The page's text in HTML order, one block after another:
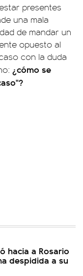
presentes
una mala
de mandar un
opuesto al
con la duda
¿cómo se
hacia a Rosario
despidida a su